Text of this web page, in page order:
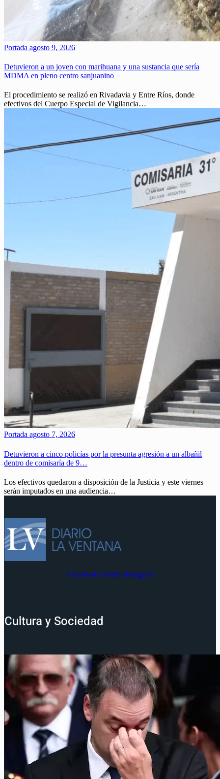
Portada agosto 9, 2026
Detuvieron a un joven con marihuana y una sustancia que sería
MDMA en pleno centro sanjuanino
El procedimiento se realizó en Rivadavia y Entre Ríos, donde
efectivos del Cuerpo Especial de Vigilancia…
Portada agosto 7, 2026
Detuvieron a cinco policías por la presunta agresión a un albañil
dentro de comisaría de 9…
Los efectivos quedaron a disposición de la Justicia y este viernes
serán imputados en una audiencia…
Facebook Twitter Instagram
Cultura y Sociedad